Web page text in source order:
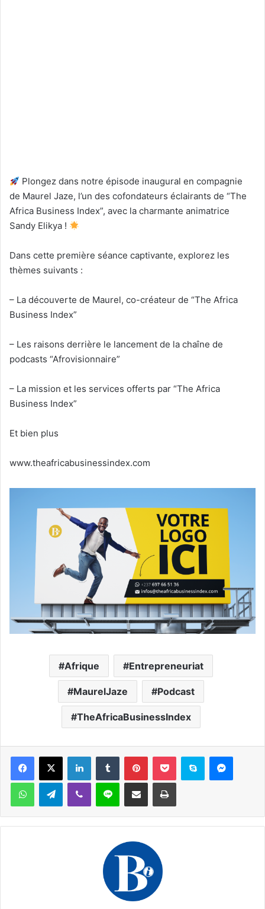
Plongez dans notre épisode inaugural en compagnie
de Maurel Jaze, l’un des cofondateurs éclairants de “The
Africa Business Index”, avec la charmante animatrice
Sandy Elikya !
Dans cette première séance captivante, explorez les
thèmes suivants :
– La découverte de Maurel, co-créateur de “The Africa
Business Index”
– Les raisons derrière le lancement de la chaîne de
podcasts “Afrovisionnaire”
– La mission et les services offerts par “The Africa
Business Index”
Et bien plus
www.theafricabusinessindex.com
Afrique Entrepreneuriat
MaurelJaze Podcast
TheAfricaBusinessIndex
Facebook
X LinkedinTumblr PinterestPocket Skype
WhatsAppTelegramViber Ligne Partager par email Imprimer